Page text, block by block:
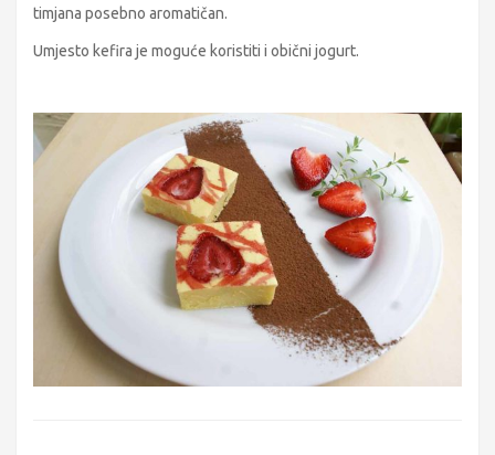
timjana posebno aromatičan.
Umjesto kefira je moguće koristiti i obični jogurt.